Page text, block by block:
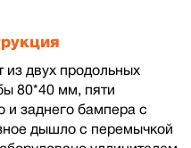
двух продольных
80*40 мм, пяти
и заднего бампера с
дышло с перемычкой